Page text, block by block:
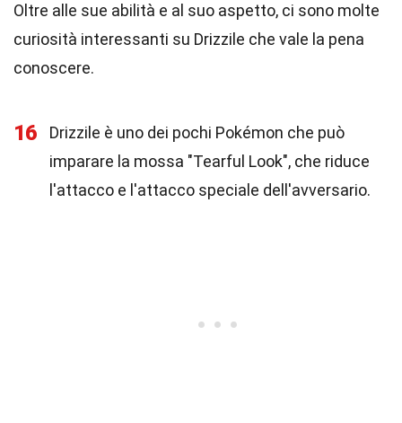
Oltre alle sue abilità e al suo aspetto, ci sono molte
curiosità interessanti su Drizzile che vale la pena
conoscere.
16
Drizzile è uno dei pochi Pokémon che può
imparare la mossa "Tearful Look", che riduce
l'attacco e l'attacco speciale dell'avversario.